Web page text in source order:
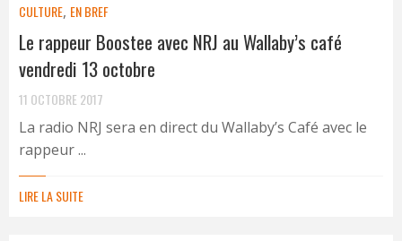
CULTURE, EN BREF
Le rappeur Boostee avec NRJ au Wallaby’s café
vendredi 13 octobre
11 OCTOBRE 2017
La radio NRJ sera en direct du Wallaby’s Café avec le
rappeur ...
LIRE LA SUITE